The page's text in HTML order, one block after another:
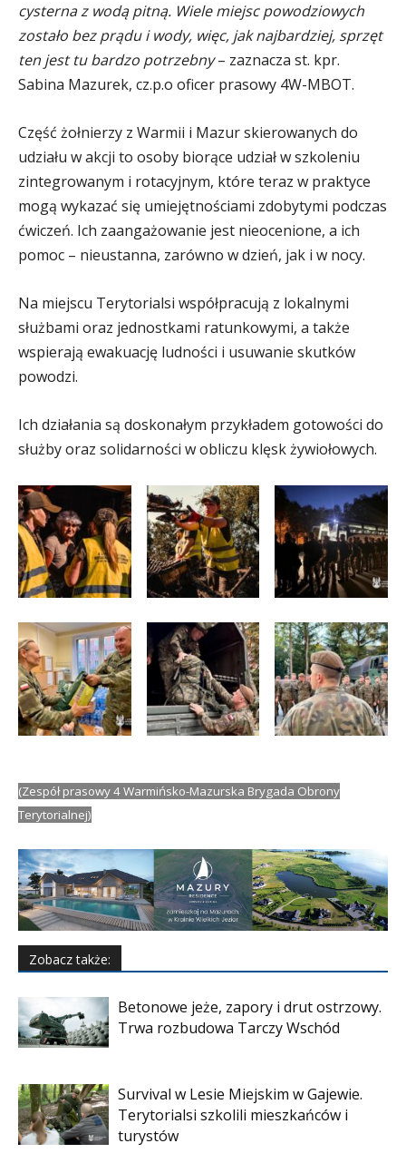
cysterna z wodą pitną. Wiele miejsc powodziowych
zostało bez prądu i wody, więc, jak najbardziej, sprzęt
ten jest tu bardzo potrzebny– zaznacza st. kpr.
Sabina Mazurek, cz.p.o oficer prasowy 4W-MBOT.
Część żołnierzy z Warmii i Mazur skierowanych do
udziału w akcji to osoby biorące udział w szkoleniu
zintegrowanym i rotacyjnym, które teraz w praktyce
mogą wykazać się umiejętnościami zdobytymi podczas
ćwiczeń. Ich zaangażowanie jest nieocenione, a ich
pomoc – nieustanna, zarówno w dzień, jak i w nocy.
Na miejscu Terytorialsi współpracują z lokalnymi
służbami oraz jednostkami ratunkowymi, a także
wspierają ewakuację ludności i usuwanie skutków
powodzi.
Ich działania są doskonałym przykładem gotowości do
służby oraz solidarności w obliczu klęsk żywiołowych.
(Zespół prasowy 4 Warmińsko-Mazurska Brygada Obrony
Terytorialnej)
Zobacz także:
Betonowe jeże, zapory i drut ostrzowy.
Trwa rozbudowa Tarczy Wschód
Survival w Lesie Miejskim w Gajewie.
Terytorialsi szkolili mieszkańców i
turystów